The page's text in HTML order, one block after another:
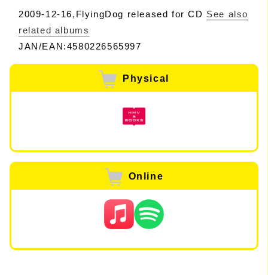
2009-12-16,FlyingDog released for CD See also
related albums
JAN/EAN:4580226565997
Physical
Online